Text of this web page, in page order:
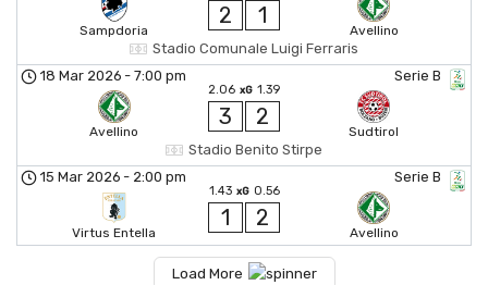
Sampdoria
2 1
Avellino
Stadio Comunale Luigi Ferraris
Serie B
18 Mar 2026 - 7:00 pm
Avellino
2.06 xG 1.39
3 2
Sudtirol
Stadio Benito Stirpe
Serie B
15 Mar 2026 - 2:00 pm
Virtus Entella
1.43 xG 0.56
1 2
Avellino
Load More